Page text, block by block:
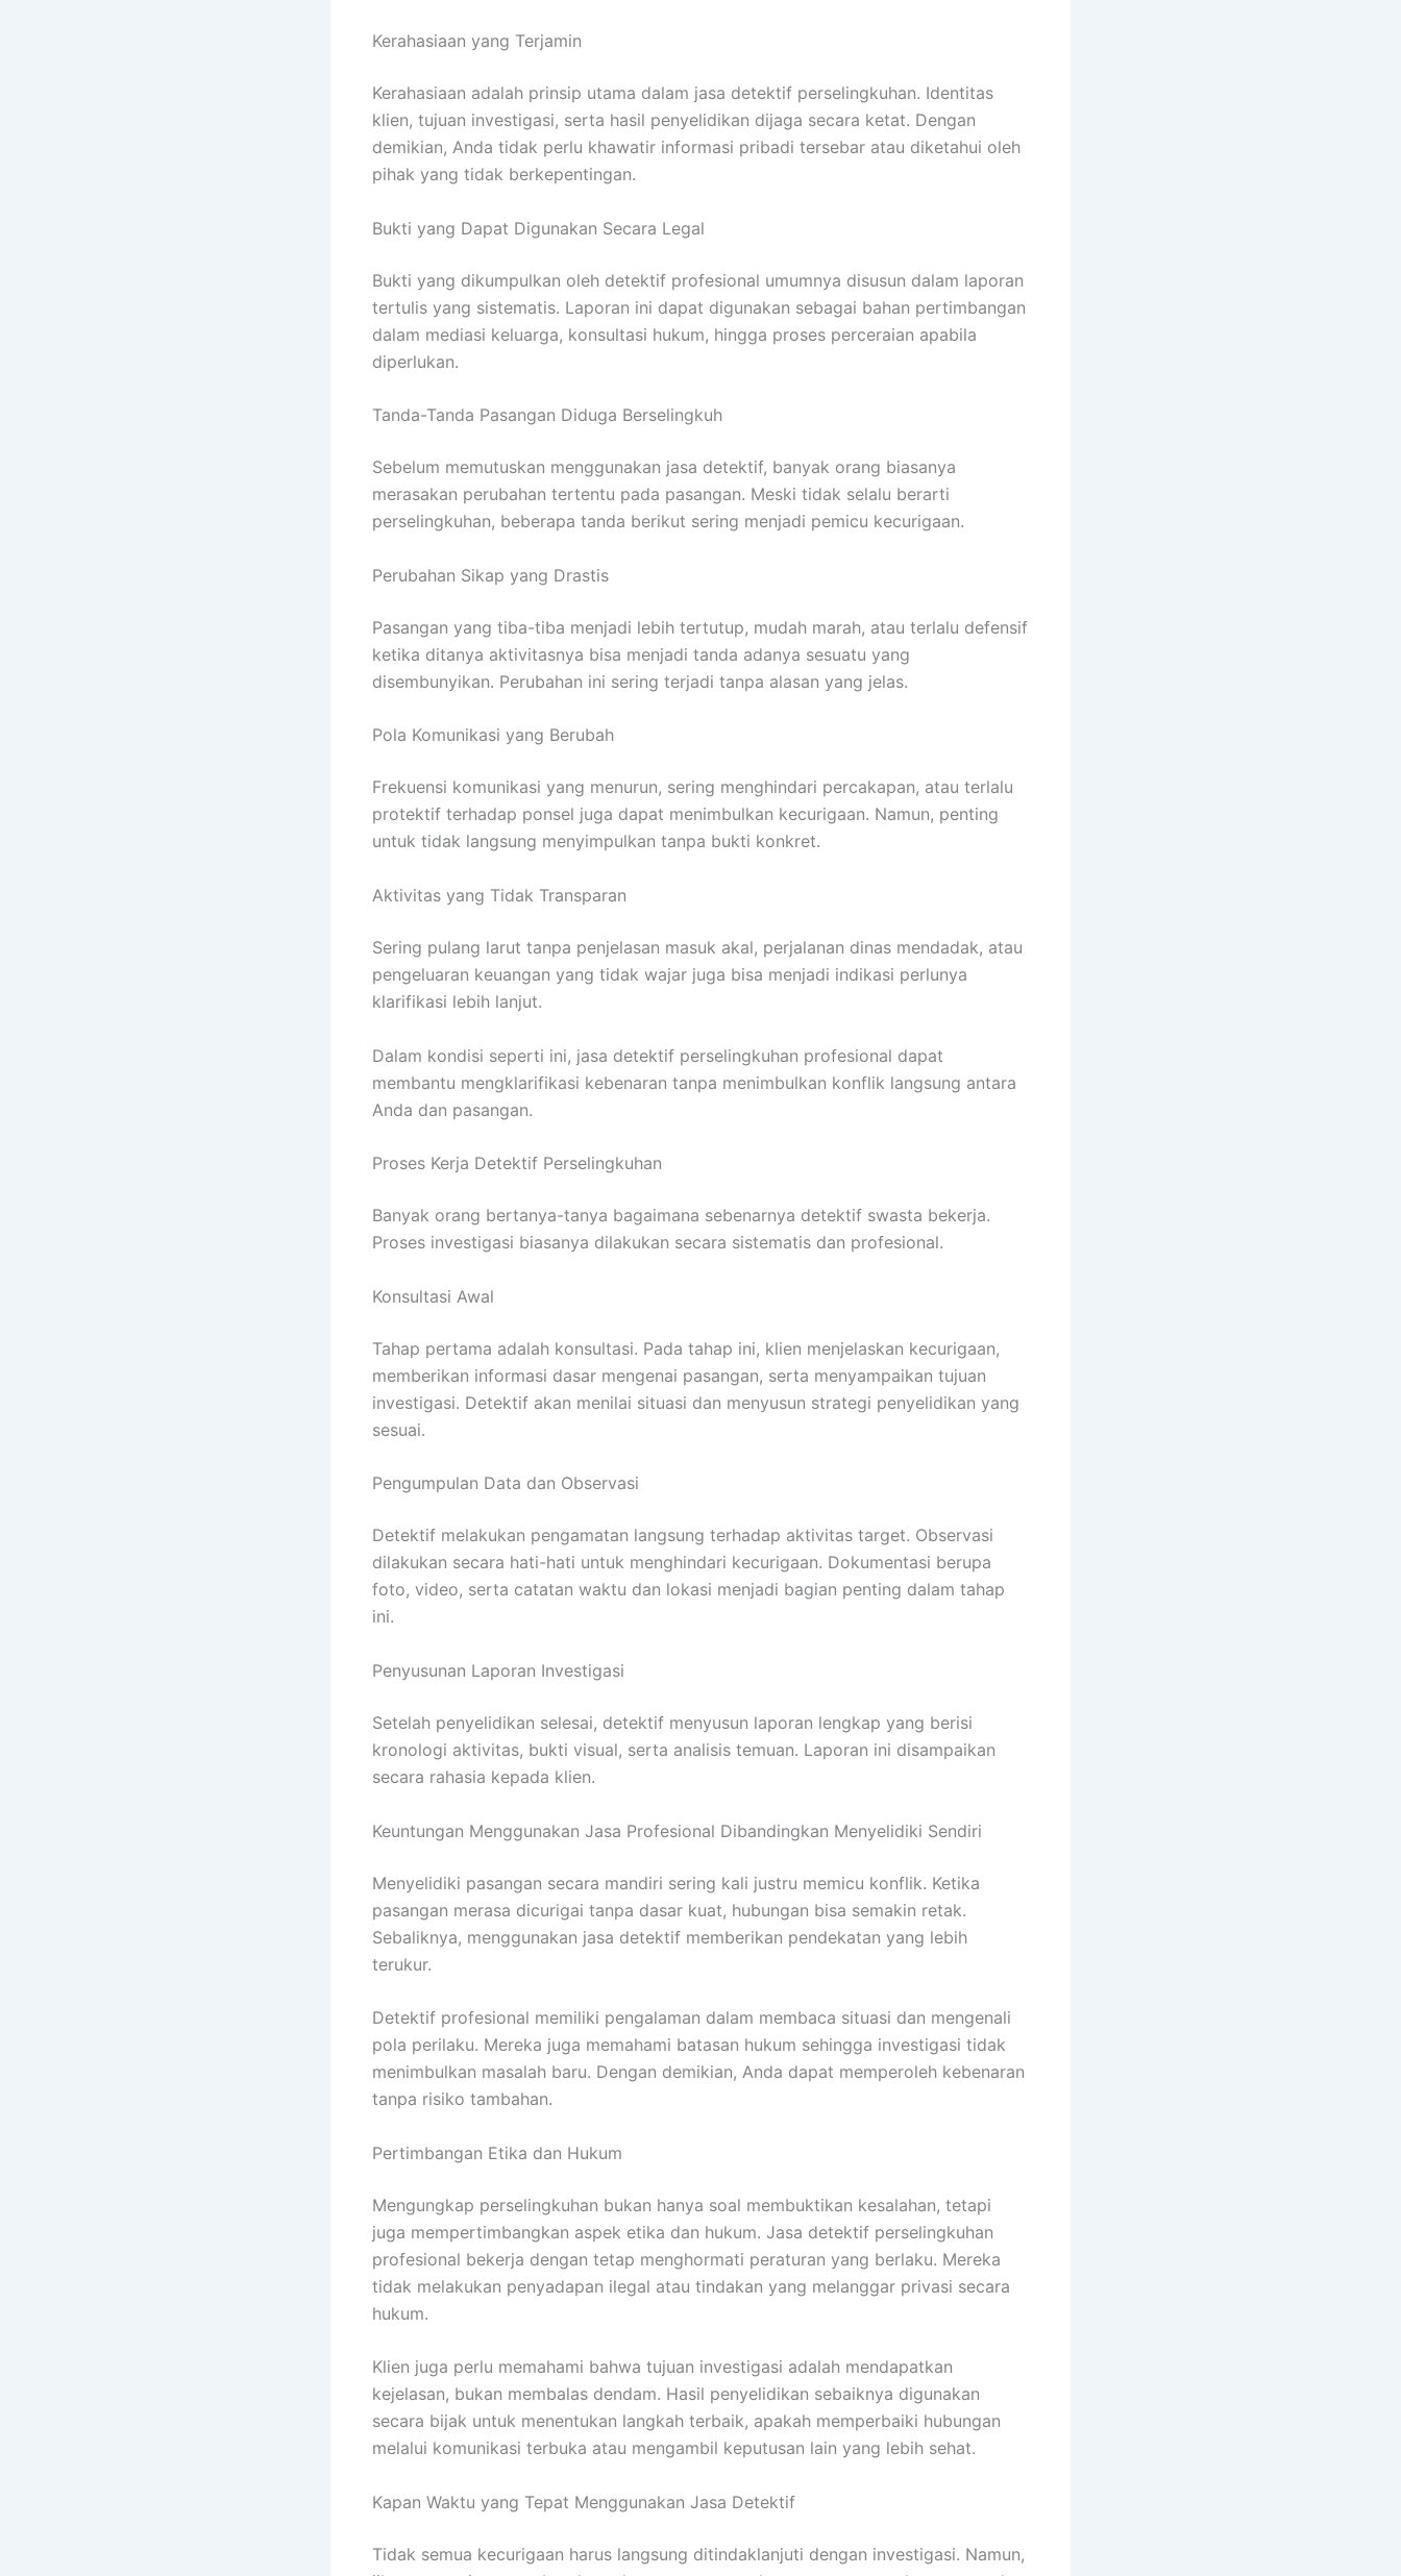
Kerahasiaan yang Terjamin
Kerahasiaan adalah prinsip utama dalam jasa detektif perselingkuhan. Identitas
klien, tujuan investigasi, serta hasil penyelidikan dijaga secara ketat. Dengan
demikian, Anda tidak perlu khawatir informasi pribadi tersebar atau diketahui oleh
pihak yang tidak berkepentingan.
Bukti yang Dapat Digunakan Secara Legal
Bukti yang dikumpulkan oleh detektif profesional umumnya disusun dalam laporan
tertulis yang sistematis. Laporan ini dapat digunakan sebagai bahan pertimbangan
dalam mediasi keluarga, konsultasi hukum, hingga proses perceraian apabila
diperlukan.
Tanda-Tanda Pasangan Diduga Berselingkuh
Sebelum memutuskan menggunakan jasa detektif, banyak orang biasanya
merasakan perubahan tertentu pada pasangan. Meski tidak selalu berarti
perselingkuhan, beberapa tanda berikut sering menjadi pemicu kecurigaan.
Perubahan Sikap yang Drastis
Pasangan yang tiba-tiba menjadi lebih tertutup, mudah marah, atau terlalu defensif
ketika ditanya aktivitasnya bisa menjadi tanda adanya sesuatu yang
disembunyikan. Perubahan ini sering terjadi tanpa alasan yang jelas.
Pola Komunikasi yang Berubah
Frekuensi komunikasi yang menurun, sering menghindari percakapan, atau terlalu
protektif terhadap ponsel juga dapat menimbulkan kecurigaan. Namun, penting
untuk tidak langsung menyimpulkan tanpa bukti konkret.
Aktivitas yang Tidak Transparan
Sering pulang larut tanpa penjelasan masuk akal, perjalanan dinas mendadak, atau
pengeluaran keuangan yang tidak wajar juga bisa menjadi indikasi perlunya
klarifikasi lebih lanjut.
Dalam kondisi seperti ini, jasa detektif perselingkuhan profesional dapat
membantu mengklarifikasi kebenaran tanpa menimbulkan konflik langsung antara
Anda dan pasangan.
Proses Kerja Detektif Perselingkuhan
Banyak orang bertanya-tanya bagaimana sebenarnya detektif swasta bekerja.
Proses investigasi biasanya dilakukan secara sistematis dan profesional.
Konsultasi Awal
Tahap pertama adalah konsultasi. Pada tahap ini, klien menjelaskan kecurigaan,
memberikan informasi dasar mengenai pasangan, serta menyampaikan tujuan
investigasi. Detektif akan menilai situasi dan menyusun strategi penyelidikan yang
sesuai.
Pengumpulan Data dan Observasi
Detektif melakukan pengamatan langsung terhadap aktivitas target. Observasi
dilakukan secara hati-hati untuk menghindari kecurigaan. Dokumentasi berupa
foto, video, serta catatan waktu dan lokasi menjadi bagian penting dalam tahap
ini.
Penyusunan Laporan Investigasi
Setelah penyelidikan selesai, detektif menyusun laporan lengkap yang berisi
kronologi aktivitas, bukti visual, serta analisis temuan. Laporan ini disampaikan
secara rahasia kepada klien.
Keuntungan Menggunakan Jasa Profesional Dibandingkan Menyelidiki Sendiri
Menyelidiki pasangan secara mandiri sering kali justru memicu konflik. Ketika
pasangan merasa dicurigai tanpa dasar kuat, hubungan bisa semakin retak.
Sebaliknya, menggunakan jasa detektif memberikan pendekatan yang lebih
terukur.
Detektif profesional memiliki pengalaman dalam membaca situasi dan mengenali
pola perilaku. Mereka juga memahami batasan hukum sehingga investigasi tidak
menimbulkan masalah baru. Dengan demikian, Anda dapat memperoleh kebenaran
tanpa risiko tambahan.
Pertimbangan Etika dan Hukum
Mengungkap perselingkuhan bukan hanya soal membuktikan kesalahan, tetapi
juga mempertimbangkan aspek etika dan hukum. Jasa detektif perselingkuhan
profesional bekerja dengan tetap menghormati peraturan yang berlaku. Mereka
tidak melakukan penyadapan ilegal atau tindakan yang melanggar privasi secara
hukum.
Klien juga perlu memahami bahwa tujuan investigasi adalah mendapatkan
kejelasan, bukan membalas dendam. Hasil penyelidikan sebaiknya digunakan
secara bijak untuk menentukan langkah terbaik, apakah memperbaiki hubungan
melalui komunikasi terbuka atau mengambil keputusan lain yang lebih sehat.
Kapan Waktu yang Tepat Menggunakan Jasa Detektif
Tidak semua kecurigaan harus langsung ditindaklanjuti dengan investigasi. Namun,